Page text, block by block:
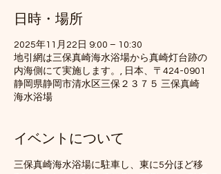
日時・場所
2025年11月22日 9:00 – 10:30
地引網は三保真崎海水浴場から真崎灯台跡の
内海側にて実施します。, 日本、〒424-0901
静岡県静岡市清水区三保２３７５ 三保真崎
海水浴場
イベントについて
三保真崎海水浴場に駐車し、東に5分ほど移